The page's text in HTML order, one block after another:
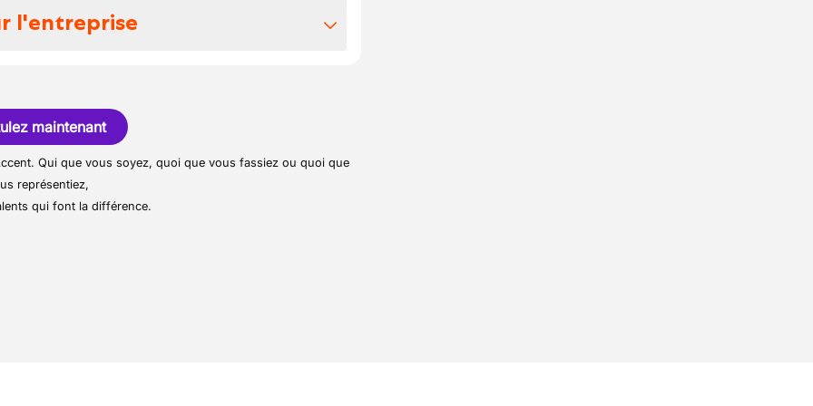
dans le choix de leur système de
comment bien l’utiliser.
les installations et faites l’entretien
l'entreprise
maintenant
Qui que vous soyez, quoi que vous fassiez ou quoi que
représentiez,
qui font la différence.